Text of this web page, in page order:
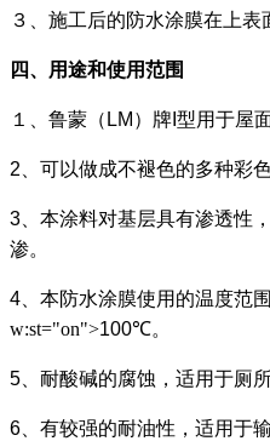
３、施工后的防水涂膜在上
四、用途和使用范围
１、鲁蒙（ LM ）牌 型用于屋
2 、可以做成不褪色的多种彩
3 、本涂料对基层具有渗透
渗。
4 、本防水涂膜使用的温度范
w:st="on">100℃。
5 、耐酸碱的腐蚀，适用于厕
6 、有较强的耐油性，适用于